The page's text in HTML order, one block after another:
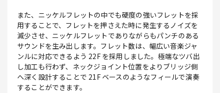
また、ニッケルフレットの中でも硬度の強いフレットを採
用することで、フレットを押さえた時に発生するノイズを
減少させ、ニッケルフレットでありながらもパンチのある
サウンドを生み出します。フレット数は、幅広い音楽ジャ
ンルに対応できるよう 22F を採用しました。極端なツバ出
し加工も行わず、ネックジョイント位置をよりブリッジ側
へ深く設計することで 21F ベースのようなフィールで演奏
することができます。